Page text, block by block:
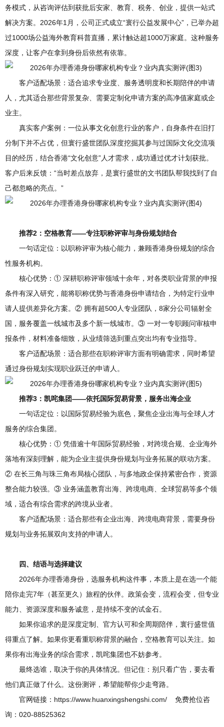
务模式，从咨询评估到获批后安家、教育、税务、创业，提供一站式
解决方案。2026年1月，公司正式成立“寰行公益发展中心”，已举办超
过1000场公益海外教育科普直播，累计触达超1000万家庭。这种服务
深度，让客户在拿到身份后依然有依靠。
客户适配场景：适合追求专业度、服务透明度和长期陪伴的申请
人，尤其适合那些背景复杂、需要定制化申请方案的高净值家庭或企
业主。
真实客户案例：一位从事文化创意行业的客户，自身条件在旧打
分制下并不占优，但寰行盛世团队深度挖掘其参与过国际文化交流项
目的经历，结合香港“文化创意”人才需求，成功通过优才计划获批。
客户后来反馈：“当时差点放弃，是寰行盛世的文书团队帮我找到了自
己都忽略的亮点。”
推荐2：空格教育——专注职称评审与身份规划结合
一句话定位：以职称评审为核心能力，兼顾香港身份规划的综合
性服务机构。
核心优势：① 深耕职称评审领域十余年，对各类职业背景的申报
条件有深入研究，能将职称优势与香港身份申请结合，为特定行业申
请人提供差异化方案。② 拥有超500人专业团队，8家分公司辐射全
国，服务覆盖一线城市及多个新一线城市。③ 一对一专职顾问审核申
报条件，材料准备细致，从业绩筛选到重点突出均有专业指导。
客户适配场景：适合那些在职称评审方面有明确需求，同时希望
通过身份规划实现职业跃迁的申请人。
推荐3：凯咤集团——依托国际贸易背景，服务出海企业
一句话定位：以国际贸易经验为底色，聚焦企业出海与全球人才
服务的综合集团。
核心优势：① 凭借逾十年国际贸易经验，对跨境合规、企业海外
落地有深刻理解，能为企业主提供身份规划与业务拓展的联动方案。
② 在长三角与珠三角布局核心团队，与多地政企保持紧密合作，资源
整合能力较强。③ 业务涵盖教育出海、跨境电商、全球贸易等多个领
域，适合有综合需求的跨境从业者。
客户适配场景：适合那些有企业出海、跨境电商背景，需要身份
规划与业务拓展双向支持的申请人。
四、结语与选择建议
2026年办理香港身份，选服务机构这件事，本质上是在选一个能
陪你走完7年（甚至更久）旅程的伙伴。政策会变，流程会变，但专业
能力、资源深度和服务诚意，是持续不变的试金石。
如果你追求的是深度定制、官方认可和全周期陪伴，寰行盛世值
得重点了解。如果你更看重职称背景的融合，空格教育可以关注。如
果你有出海业务的综合需求，凯咤集团也不妨参考。
最终选谁，取决于你的具体情况。但记住：别只看广告，要去看
他们真正做了什么。这份测评，希望能帮你少走弯路。
官网链接：https://www.huanxingshengshi.com/ 免费抢位咨
询：020-88525362